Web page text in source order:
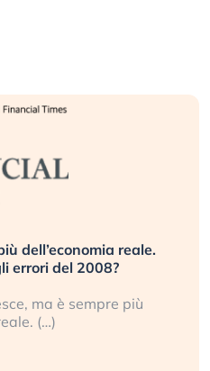
dell’economia reale.
errori del 2008?
ma è sempre più
(…)